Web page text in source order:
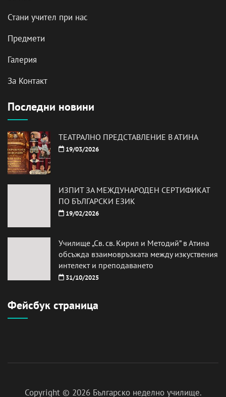
Стани учител при нас
Предмети
Галерия
За Контакт
Последни новини
ТЕАТРАЛНО ПРЕДСТАВЛЕНИЕ В АТИНА
19/03/2026
ИЗПИТ ЗА МЕЖДУНАРОДЕН СЕРТИФИКАТ
ПО БЪЛГАРСКИ ЕЗИК
19/02/2026
Училище „Св. св. Кирил и Методий” в Атина
обсъжда взаимовръзката между изкуствения
интелект и преподаването
31/10/2025
Фейсбук страница
Copyright © 2026 Българско неделно училище.